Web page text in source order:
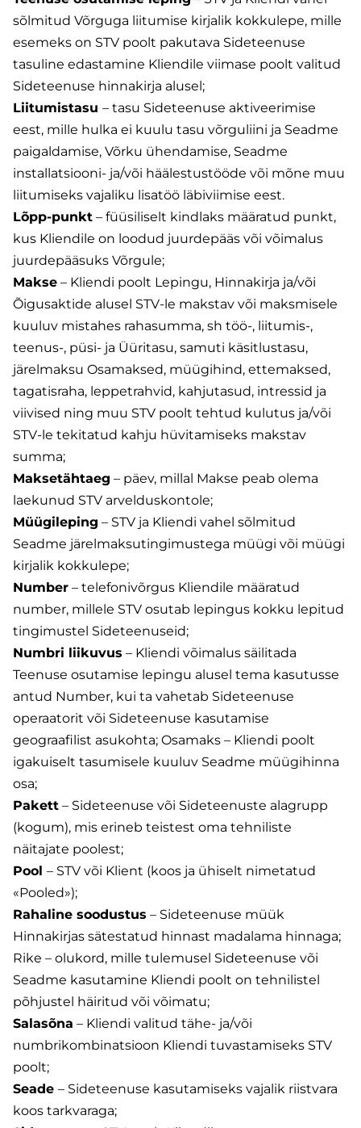
sõlmitud Võrguga liitumise kirjalik kokkulepe, mille
esemeks on STV poolt pakutava Sideteenuse
tasuline edastamine Kliendile viimase poolt valitud
Sideteenuse hinnakirja alusel;
Liitumistasu – tasu Sideteenuse aktiveerimise
eest, mille hulka ei kuulu tasu võrguliini ja Seadme
paigaldamise, Võrku ühendamise, Seadme
installatsiooni- ja/või häälestustööde või mõne muu
liitumiseks vajaliku lisatöö läbiviimise eest.
Lõpp-punkt – füüsiliselt kindlaks määratud punkt,
kus Kliendile on loodud juurdepääs või võimalus
juurdepääsuks Võrgule;
Makse – Kliendi poolt Lepingu, Hinnakirja ja/või
Õigusaktide alusel STV-le makstav või maksmisele
kuuluv mistahes rahasumma, sh töö-, liitumis-,
teenus-, püsi- ja Üüritasu, samuti käsitlustasu,
järelmaksu Osamaksed, müügihind, ettemaksed,
tagatisraha, leppetrahvid, kahjutasud, intressid ja
viivised ning muu STV poolt tehtud kulutus ja/või
STV-le tekitatud kahju hüvitamiseks makstav
summa;
Maksetähtaeg – päev, millal Makse peab olema
laekunud STV arvelduskontole;
Müügileping – STV ja Kliendi vahel sõlmitud
Seadme järelmaksutingimustega müügi või müügi
kirjalik kokkulepe;
Number – telefonivõrgus Kliendile määratud
number, millele STV osutab lepingus kokku lepitud
tingimustel Sideteenuseid;
Numbri liikuvus – Kliendi võimalus säilitada
Teenuse osutamise lepingu alusel tema kasutusse
antud Number, kui ta vahetab Sideteenuse
operaatorit või Sideteenuse kasutamise
geograafilist asukohta; Osamaks – Kliendi poolt
igakuiselt tasumisele kuuluv Seadme müügihinna
osa;
Pakett – Sideteenuse või Sideteenuste alagrupp
(kogum), mis erineb teistest oma tehniliste
näitajate poolest;
Pool – STV või Klient (koos ja ühiselt nimetatud
«Pooled»);
Rahaline soodustus – Sideteenuse müük
Hinnakirjas sätestatud hinnast madalama hinnaga;
Rike – olukord, mille tulemusel Sideteenuse või
Seadme kasutamine Kliendi poolt on tehnilistel
põhjustel häiritud või võimatu;
Salasõna – Kliendi valitud tähe- ja/või
numbrikombinatsioon Kliendi tuvastamiseks STV
poolt;
Seade – Sideteenuse kasutamiseks vajalik riistvara
koos tarkvaraga;